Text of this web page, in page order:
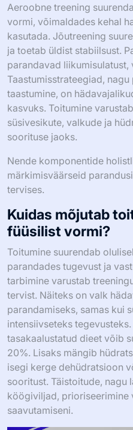
Aeroobne treening
vormi, võimaldades kehal
kasutada. Jõutreening
ja toetab üldist stabiilsust.
parandavad
Taastumisstrateegiad,
taastumine, on
kasvuks. Toitumine
süsivesikute, valkude ja
soorituse jaoks.
Nende komponentide
märkimisväärseid
tervises.
Kuidas mõjutab
füüsilist vormi?
Toitumine suurendab
parandades tugevust ja
tarbimine varustab
tervist. Näiteks on valk
parandamiseks, samas kui
intensiivseteks
tasakaalustatud dieet võib
20%. Lisaks mängib
isegi kerge dehüdratsioon
sooritust. Täistoitude, nagu
köögiviljad, prioriseerimine
saavutamiseni.